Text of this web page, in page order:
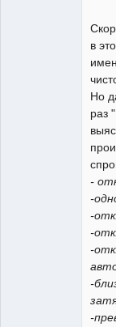
в
Но
раз
-
-
-
-
-
-
-